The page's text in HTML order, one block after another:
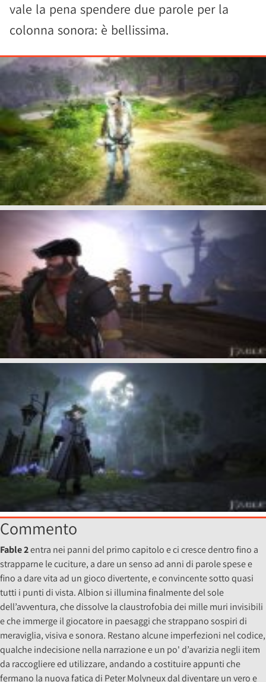
vale la pena spendere due parole per la
colonna sonora: è bellissima.
Commento
Fable 2entra nei panni del primo capitolo e ci cresce dentro fino a
strapparne le cuciture, a dare un senso ad anni di parole spese e
fino a dare vita ad un gioco divertente, e convincente sotto quasi
tutti i punti di vista. Albion si illumina finalmente del sole
dell’avventura, che dissolve la claustrofobia dei mille muri invisibili
e che immerge il giocatore in paesaggi che strappano sospiri di
meraviglia, visiva e sonora. Restano alcune imperfezioni nel codice,
qualche indecisione nella narrazione e un po' d’avarizia negli item
da raccogliere ed utilizzare, andando a costituire appunti che
fermano la nuova fatica di Peter Molyneux dal diventare un vero e